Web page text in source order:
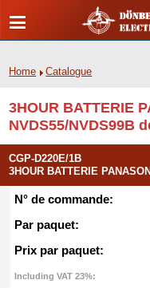
Home Catalogue
3HOUR BATTERIE
NVDS55/NVDS99B
CGP-D220E/1B
3HOUR BATTERIE
N° de commande:
Par paquet:
Prix par paquet:
Including VAT 23%: